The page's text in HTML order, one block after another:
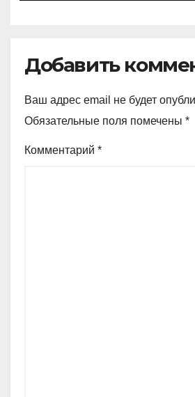
Добавить
Ваш адрес email не будет
Обязательные поля помечены *
Комментарий *